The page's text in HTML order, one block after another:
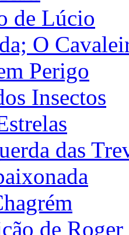
de Lúcio
O
Perigo
Insectos
das
de